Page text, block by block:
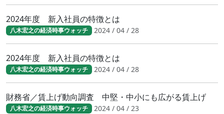
2024年度 新入社員の特徴とは
八木宏之の経済時事ウォッチ 2024 / 04 / 28
2024年度 新入社員の特徴とは
八木宏之の経済時事ウォッチ 2024 / 04 / 28
財務省／賃上げ動向調査 中堅・中小にも広がる賃上げ
八木宏之の経済時事ウォッチ 2024 / 04 / 23